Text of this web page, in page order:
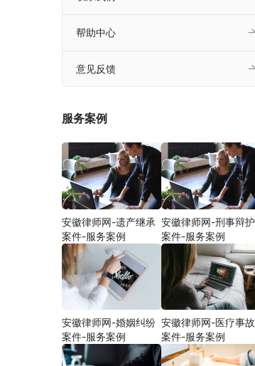
帮助中心
意见反馈
服务案例
安徽律师网-遗产继承
案件-服务案例
安徽律师网-刑事辩护
案件-服务案例
安徽律师网-婚姻纠纷
案件-服务案例
安徽律师网-医疗事故
案件-服务案例